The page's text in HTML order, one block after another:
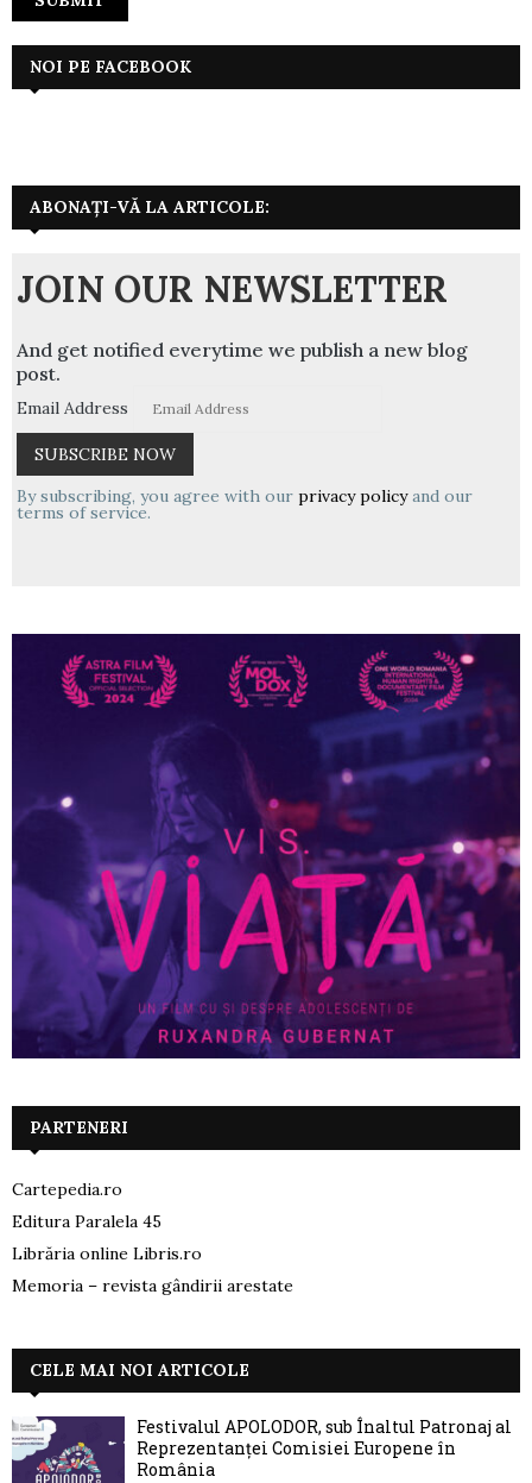
NOI PE FACEBOOK
ABONAȚI-VĂ LA ARTICOLE:
JOIN OUR NEWSLETTER
And get notified everytime we publish a new blog
post.
Email Address
By subscribing, you agree with our privacy policyand our
terms of service.
PARTENERI
Cartepedia.ro
Editura Paralela 45
Librăria online Libris.ro
Memoria – revista gândirii arestate
CELE MAI NOI ARTICOLE
Festivalul APOLODOR, sub Înaltul Patronaj al
Reprezentanței Comisiei Europene în
România